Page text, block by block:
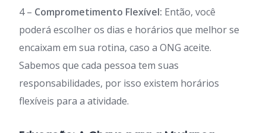
4 – Comprometimento Flexível: Então, você
poderá escolher os dias e horários que melhor se
encaixam em sua rotina, caso a ONG aceite.
Sabemos que cada pessoa tem suas
responsabilidades, por isso existem horários
flexíveis para a atividade.